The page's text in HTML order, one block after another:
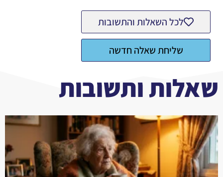
לכל השאלות והתשובות
שליחת שאלה חדשה
שאלות ותשובות